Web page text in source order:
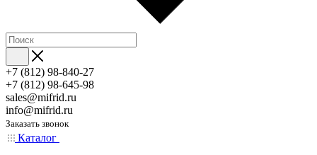
+7 (812) 98-840-27
+7 (812) 98-645-98
sales@mifrid.ru
info@mifrid.ru
Заказать звонок
Каталог